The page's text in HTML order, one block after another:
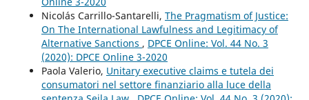
Nicolás Carrillo-Santarelli, The Pragmatism of Justice:
On The International Lawfulness and Legitimacy of
Alternative Sanctions , DPCE Online: Vol. 44 No. 3
(2020): DPCE Online 3-2020
Paola Valerio, Unitary executive claims e tutela dei
consumatori nel settore finanziario alla luce della